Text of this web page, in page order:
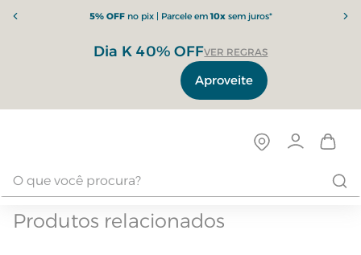
5% OFFno pix | Parcele em10xsem juros*
Dia K 40% OFFVER REGRAS
Aproveite
Produtos relacionados